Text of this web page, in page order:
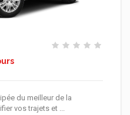
du meilleur de la
vos trajets et ...